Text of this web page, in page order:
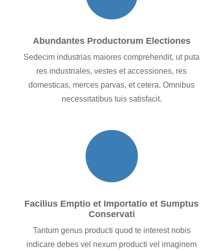
Abundantes Productorum Electiones
Sedecim industrias maiores comprehendit, ut puta
res industriales, vestes et accessiones, res
domesticas, merces parvas, et cetera. Omnibus
necessitatibus tuis satisfacit.
Facilius Emptio et Importatio et Sumptus
Conservati
Tantum genus producti quod te interest nobis
indicare debes vel nexum producti vel imaginem